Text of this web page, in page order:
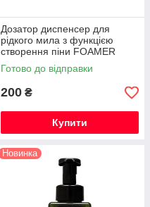
Дозатор диспенсер для
рідкого мила з функцією
створення піни FOAMER
250мл білий
Готово до відправки
200 ₴
Купити
Новинка